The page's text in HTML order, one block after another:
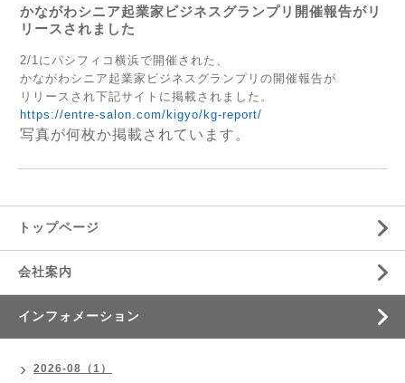
かながわシニア起業家ビジネスグランプリ開催報告がリ
リースされました
2/1にパシフィコ横浜で開催された、
かながわシニア起業家ビジネスグランプリの開催報告が
リリースされ下記サイトに掲載されました。
https://entre-salon.com/kigyo/kg-report/
写真が何枚か掲載されています。
トップページ
会社案内
インフォメーション
2026-08（1）